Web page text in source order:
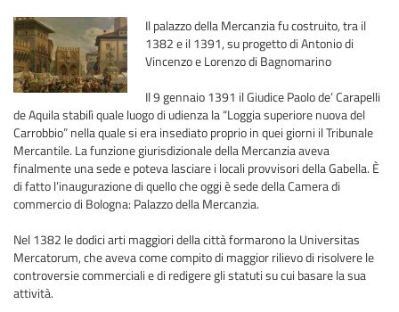
Il palazzo della Mercanzia fu costruito, tra il
1382 e il 1391, su progetto di Antonio di
Vincenzo e Lorenzo di Bagnomarino
Il 9 gennaio 1391 il Giudice Paolo de’ Carapelli
de Aquila stabilì quale luogo di udienza la “Loggia superiore nuova del
Carrobbio” nella quale si era insediato proprio in quei giorni il Tribunale
Mercantile. La funzione giurisdizionale della Mercanzia aveva
finalmente una sede e poteva lasciare i locali provvisori della Gabella. È
di fatto l’inaugurazione di quello che oggi è sede della Camera di
commercio di Bologna: Palazzo della Mercanzia.
Nel 1382 le dodici arti maggiori della città formarono la Universitas
Mercatorum, che aveva come compito di maggior rilievo di risolvere le
controversie commerciali e di redigere gli statuti su cui basare la sua
attività.